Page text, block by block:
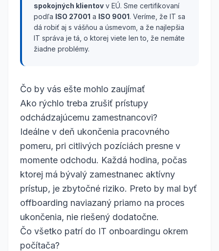
spokojných klientov v EÚ. Sme certifikovaní
podľa ISO 27001 a ISO 9001. Veríme, že IT sa
dá robiť aj s vášňou a úsmevom, a že najlepšia
IT správa je tá, o ktorej viete len to, že nemáte
žiadne problémy.
Čo by vás ešte mohlo zaujímať
Ako rýchlo treba zrušiť prístupy
odchádzajúcemu zamestnancovi?
Ideálne v deň ukončenia pracovného
pomeru, pri citlivých pozíciách presne v
momente odchodu. Každá hodina, počas
ktorej má bývalý zamestnanec aktívny
prístup, je zbytočné riziko. Preto by mal byť
offboarding naviazaný priamo na proces
ukončenia, nie riešený dodatočne.
Čo všetko patrí do IT onboardingu okrem
počítača?